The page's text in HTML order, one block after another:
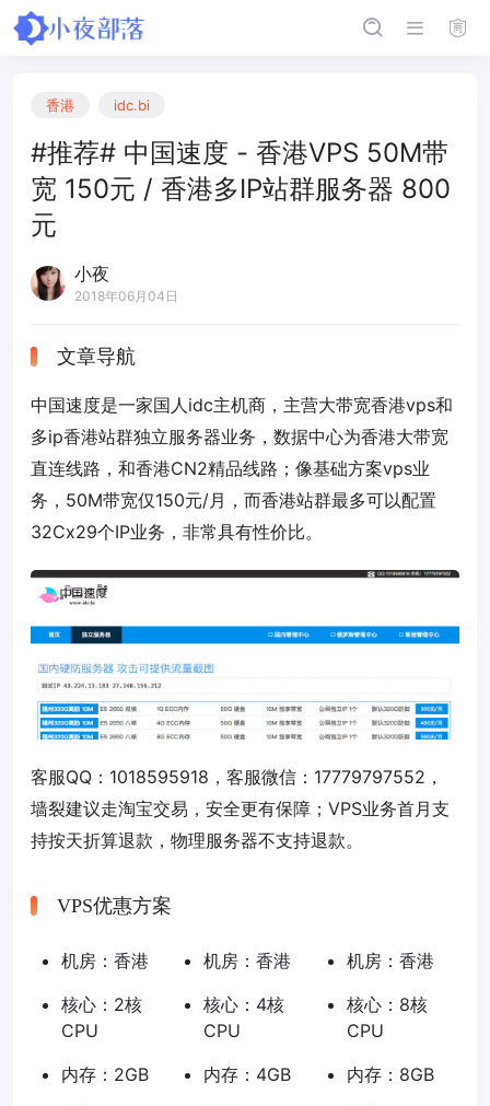
香港 idc.bi
#推荐# 中国速度 - 香港VPS 50M带
宽 150元 / 香港多IP站群服务器 800
元
小夜
2018年06月04日
文章导航
中国速度是一家国人idc主机商，主营大带宽香港vps和
多ip香港站群独立服务器业务，数据中心为香港大带宽
直连线路，和香港CN2精品线路；像基础方案vps业
务，50M带宽仅150元/月，而香港站群最多可以配置
32Cx29个IP业务，非常具有性价比。
客服QQ：1018595918，客服微信：17779797552，
墙裂建议走淘宝交易，安全更有保障；VPS业务首月支
持按天折算退款，物理服务器不支持退款。
VPS优惠方案
机房：香港
核心：2核
CPU
内存：2GB
机房：香港
核心：4核
CPU
内存：4GB
机房：香港
核心：8核
CPU
内存：8GB